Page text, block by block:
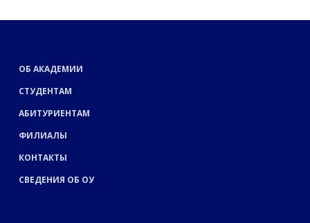
ОБ АКАДЕМИИ
СТУДЕНТАМ
АБИТУРИЕНТАМ
ФИЛИАЛЫ
КОНТАКТЫ
СВЕДЕНИЯ ОБ ОУ